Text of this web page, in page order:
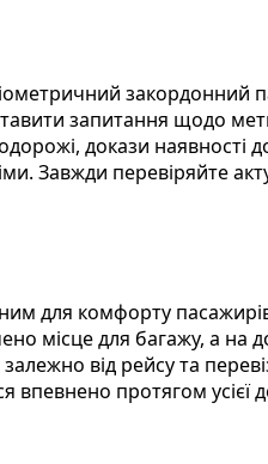
запитання щодо
докази наявності
Завжди перевіряйте
для комфорту
місце для багажу, а на
від рейсу та
впевнено протягом усієї